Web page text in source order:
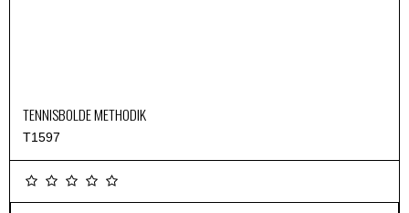
TENNISBOLDE METHODIK
T1597